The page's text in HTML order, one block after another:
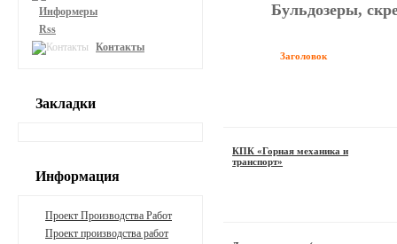
Бульдозеры,
Заголовок
КПК «Горная механика и
транспорт»
Информеры
Rss
Контакты
Закладки
Информация
Проект Производства Работ
Проект производства работ